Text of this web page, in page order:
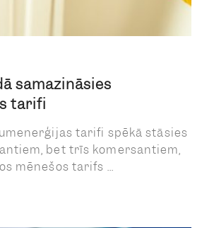
samazināsies
tarifi
tarifi spēkā stāsies
bet trīs komersantiem,
mēnešos tarifs ...